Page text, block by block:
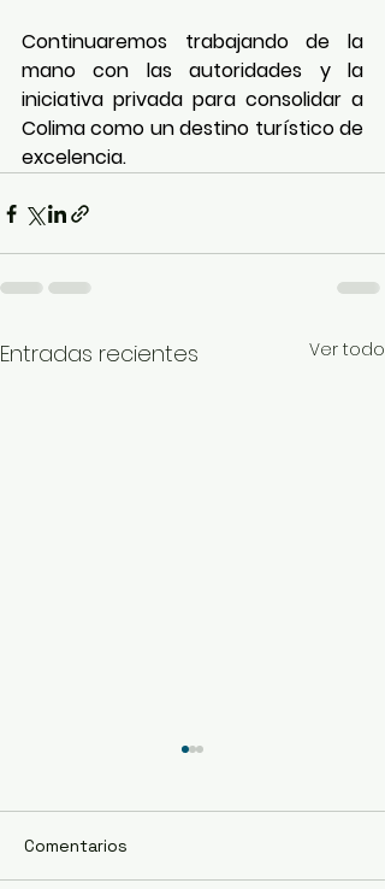
Continuaremos trabajando de la
mano con las autoridades y la
iniciativa privada para consolidar a
Colima como un destino turístico de
excelencia.
Entradas recientes Ver todo
Comentarios